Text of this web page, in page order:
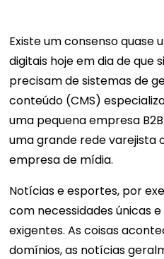
Existe um consenso quase
digitais hoje em dia de que
precisam de sistemas de
conteúdo (CMS)
uma pequena empresa
uma grande rede varejista
empresa de mídia.
Notícias e esportes, por
com necessidades únicas
exigentes. As coisas
domínios, as notícias